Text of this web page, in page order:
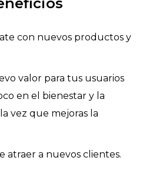
con nuevos productos y
valor para tus usuarios
en el bienestar y la
vez que mejoras la
atraer a nuevos clientes.